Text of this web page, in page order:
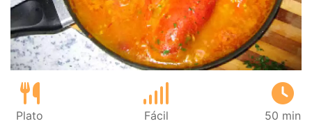
Plato Fácil 50 min